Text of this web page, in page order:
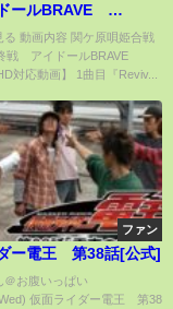
ールBRAVE
る 動画内容 関ケ原唄姫合戦
戦 アイドールBRAVE
対応動画】 1曲目『Reviv...
ファン
ー電王 第38話[公式]
＠お腹いっぱい
仮面ライダー電王 第38